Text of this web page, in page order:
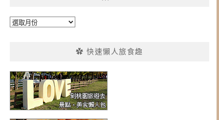
彙
✿ 快速懶人旅食趣